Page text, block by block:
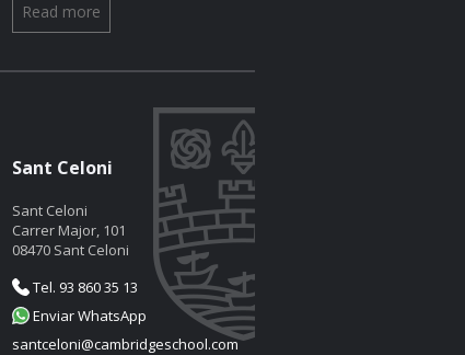
Read more
Sant Celoni
Sant Celoni
Carrer Major, 101
08470 Sant Celoni
Tel. 93 860 35 13
Enviar WhatsApp
santceloni@cambridgeschool.com